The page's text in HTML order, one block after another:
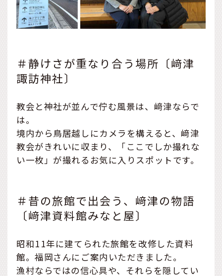
＃静けさが重なり合う場所〔﨑津
諏訪神社〕
教会と神社が並んで佇む風景は、﨑津ならで
は。
境内から鳥居越しにカメラを構えると、﨑津
教会がきれいに収まり、「ここでしか撮れな
い一枚」が撮れるお気に入りスポットです。
＃昔の旅館で出会う、﨑津の物語
〔﨑津資料館みなと屋〕
昭和11年に建てられた旅館を改修した資料
館。福岡さんにご案内いただきました。
漁村ならではの信心具や、それらを隠してい